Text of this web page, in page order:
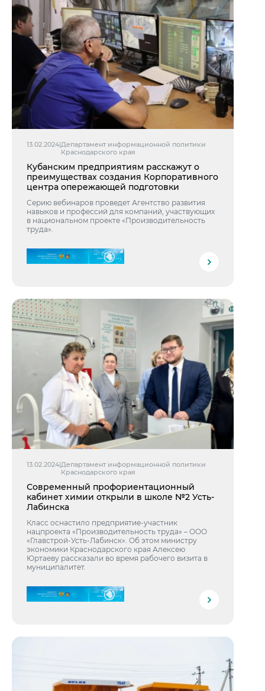
13.02.2024|Департамент информационной политики
Краснодарского края
Кубанским предприятиям расскажут о
преимуществах создания Корпоративного
центра опережающей подготовки
Серию вебинаров проведет Агентство развития
навыков и профессий для компаний, участвующих
в национальном проекте «Производительность
труда».
13.02.2024|Департамент информационной политики
Краснодарского края
Современный профориентационный
кабинет химии открыли в школе №2 Усть-
Лабинска
Класс оснастило предприятие-участник
нацпроекта «Производительность труда» – ООО
«Главстрой-Усть-Лабинск». Об этом министру
экономики Краснодарского края Алексею
Юртаеву рассказали во время рабочего визита в
муниципалитет.